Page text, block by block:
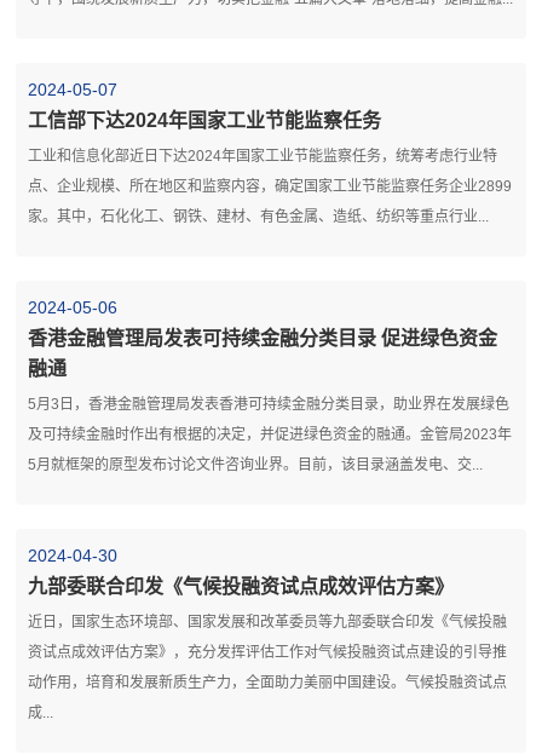
2024-05-07
工信部下达2024年国家工业节能监察任务​
工业和信息化部近日下达2024年国家工业节能监察任务，统筹考虑行业特
点、企业规模、所在地区和监察内容，确定国家工业节能监察任务企业2899
家。其中，石化化工、钢铁、建材、有色金属、造纸、纺织等重点行业...
2024-05-06
香港金融管理局发表可持续金融分类目录 促进绿色资金
融通
5月3日，香港金融管理局发表香港可持续金融分类目录，助业界在发展绿色
及可持续金融时作出有根据的决定，并促进绿色资金的融通。金管局2023年
5月就框架的原型发布讨论文件咨询业界。目前，该目录涵盖发电、交...
2024-04-30
九部委联合印发《气候投融资试点成效评估方案》
近日，国家生态环境部、国家发展和改革委员等九部委联合印发《气候投融
资试点成效评估方案》，充分发挥评估工作对气候投融资试点建设的引导推
动作用，培育和发展新质生产力，全面助力美丽中国建设。气候投融资试点
成...